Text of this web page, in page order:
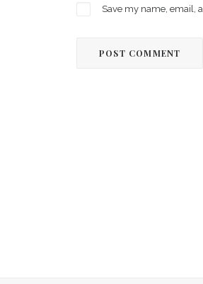
Save my name, email,